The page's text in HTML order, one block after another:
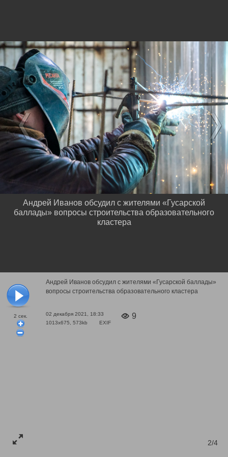
2 сек.
Андрей Иванов обсудил с жителями «Гусарской баллады»
вопросы строительства образовательного кластера
02 декабря 2021, 18:33
1013x675, 573kb
EXIF
9
2/4
Андрей Иванов обсудил с жителями «Гусарской
баллады» вопросы строительства образовательного
кластера